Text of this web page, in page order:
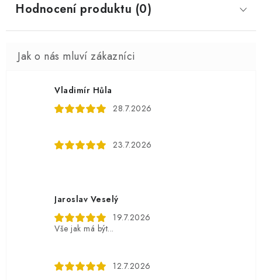
Hodnocení produktu (0)
Vladimír Hůla
28.7.2026
23.7.2026
Jaroslav Veselý
19.7.2026
Vše jak má být...
12.7.2026